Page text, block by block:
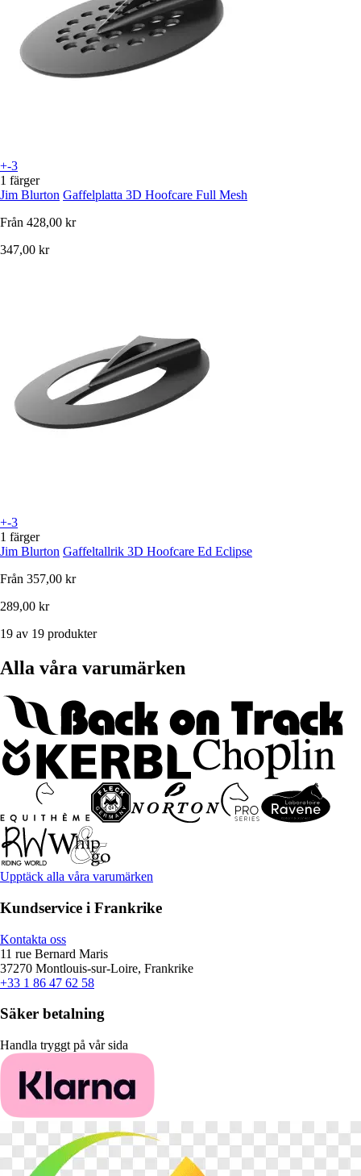
+-3
1 färger
Jim Blurton Gaffelplatta 3D Hoofcare Full Mesh
Från 428,00 kr
347,00 kr
+-3
1 färger
Jim Blurton Gaffeltallrik 3D Hoofcare Ed Eclipse
Från 357,00 kr
289,00 kr
19 av 19 produkter
Alla våra varumärken
Upptäck alla våra varumärken
Kundservice i Frankrike
Kontakta oss
11 rue Bernard Maris
37270 Montlouis-sur-Loire, Frankrike
+33 1 86 47 62 58
Säker betalning
Handla tryggt på vår sida